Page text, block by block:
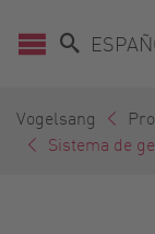
Vogelsang
Sistema de